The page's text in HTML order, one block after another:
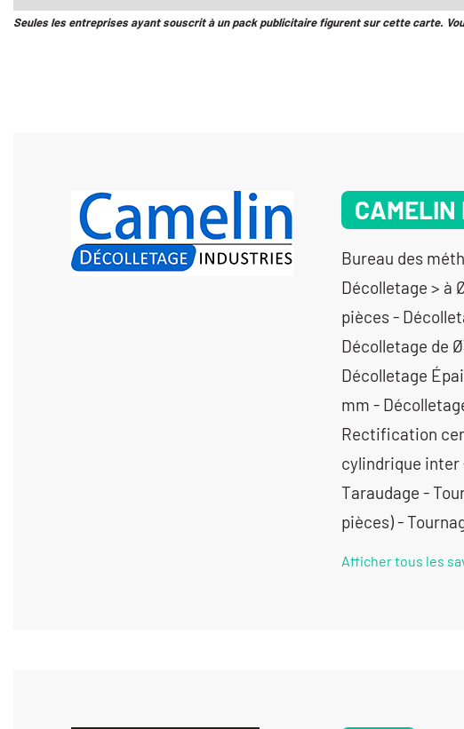
Seules les entreprises ayant souscrit à un pack publicitaire figurent sur cette carte.
CAMELIN
Bureau des
Décolletage > à
pièces -
Décolletage de
Décolletage
mm -
Rectification
cylindrique
Taraudage -
pièces) -
Afficher tous les